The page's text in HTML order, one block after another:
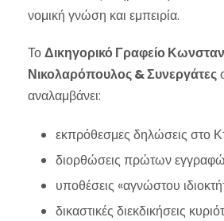
νομική γνώση και εμπειρία.
ΤοΔικηγορικό Γραφείο
Νικολαρόπουλος & Συνεργάτες
αναλαμβάνει:
εκπρόθεσμες δηλώσεις στο
διορθώσεις πρώτων
υποθέσεις «αγνώστου
δικαστικές διεκδικήσεις